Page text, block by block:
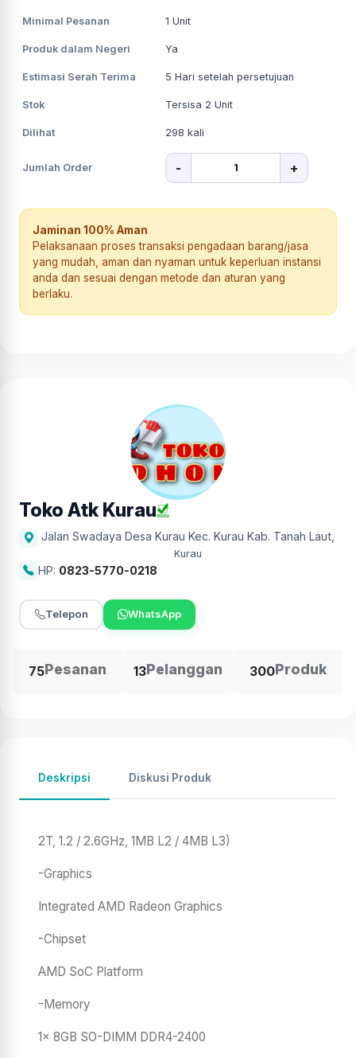
Minimal Pesanan 1 Unit
Produk dalam Negeri Ya
Estimasi Serah Terima 5 Hari setelah persetujuan
Stok Tersisa 2 Unit
Dilihat 298 kali
Jumlah Order - +
Jaminan 100% Aman
Pelaksanaan proses transaksi pengadaan barang/jasa
yang mudah, aman dan nyaman untuk keperluan instansi
anda dan sesuai dengan metode dan aturan yang
berlaku.
Toko Atk Kurau
Jalan Swadaya Desa Kurau Kec. Kurau Kab. Tanah Laut,
Kurau
HP: 0823-5770-0218
Telepon WhatsApp
75Pesanan 13Pelanggan 300Produk
Deskripsi Diskusi Produk
2T, 1.2 / 2.6GHz, 1MB L2 / 4MB L3)
-Graphics
Integrated AMD Radeon Graphics
-Chipset
AMD SoC Platform
-Memory
1x 8GB SO-DIMM DDR4-2400